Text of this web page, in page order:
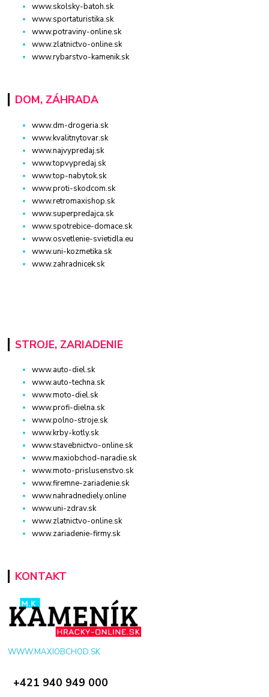
www.skolsky-batoh.sk
www.sportaturistika.sk
www.potraviny-online.sk
www.zlatnictvo-online.sk
www.rybarstvo-kamenik.sk
DOM, ZÁHRADA
www.dm-drogeria.sk
www.kvalitnytovar.sk
www.najvypredaj.sk
www.topvypredaj.sk
www.top-nabytok.sk
www.proti-skodcom.sk
www.retromaxishop.sk
www.superpredajca.sk
www.spotrebice-domace.sk
www.osvetlenie-svietidla.eu
www.uni-kozmetika.sk
www.zahradnicek.sk
STROJE, ZARIADENIE
www.auto-diel.sk
www.auto-techna.sk
www.moto-diel.sk
www.profi-dielna.sk
www.polno-stroje.sk
www.krby-kotly.sk
www.stavebnictvo-online.sk
www.maxiobchod-naradie.sk
www.moto-prislusenstvo.sk
www.firemne-zariadenie.sk
www.nahradnediely.online
www.uni-zdrav.sk
www.zlatnictvo-online.sk
www.zariadenie-firmy.sk
KONTAKT
WWW.MAXIOBCHOD.SK
+421 940 949 000